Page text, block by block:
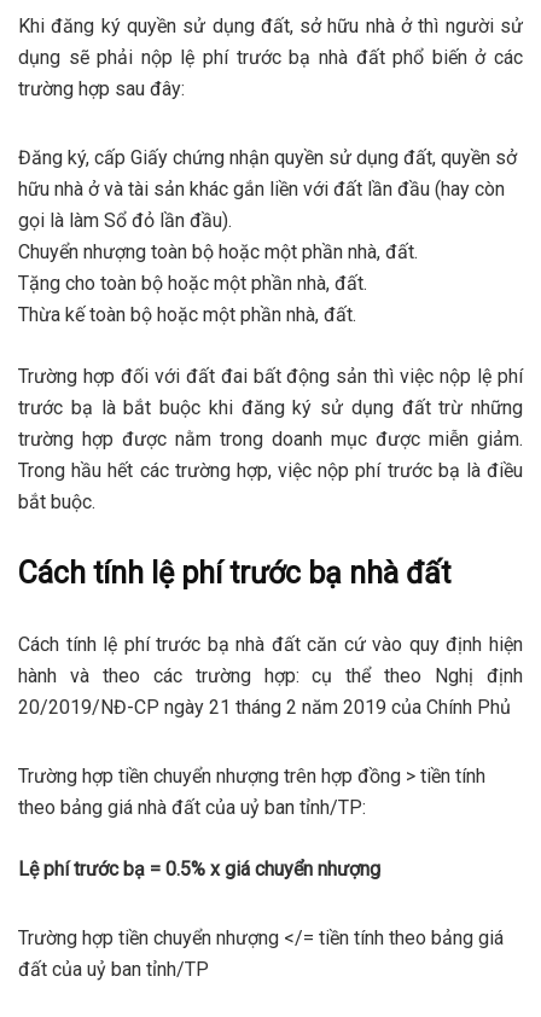
Khi đăng ký quyền sử dụng đất, sở hữu nhà ở thì người sử
dụng sẽ phải nộp lệ phí trước bạ nhà đất phổ biến ở các
trường hợp sau đây:
Đăng ký, cấp Giấy chứng nhận quyền sử dụng đất, quyền sở
hữu nhà ở và tài sản khác gắn liền với đất lần đầu (hay còn
gọi là làm Sổ đỏ lần đầu).
Chuyển nhượng toàn bộ hoặc một phần nhà, đất.
Tặng cho toàn bộ hoặc một phần nhà, đất.
Thừa kế toàn bộ hoặc một phần nhà, đất.
Trường hợp đối với đất đai bất động sản thì việc nộp lệ phí
trước bạ là bắt buộc khi đăng ký sử dụng đất trừ những
trường hợp được nằm trong doanh mục được miễn giảm.
Trong hầu hết các trường hợp, việc nộp phí trước bạ là điều
bắt buộc.
Cách tính lệ phí trước bạ nhà đất
Cách tính lệ phí trước bạ nhà đất căn cứ vào quy định hiện
hành và theo các trường hợp: cụ thể theo Nghị định
20/2019/NĐ-CP ngày 21 tháng 2 năm 2019 của Chính Phủ
Trường hợp tiền chuyển nhượng trên hợp đồng > tiền tính
theo bảng giá nhà đất của uỷ ban tỉnh/TP:
Lệ phí trước bạ = 0.5% x giá chuyển nhượng
Trường hợp tiền chuyển nhượng </= tiền tính theo bảng giá
đất của uỷ ban tỉnh/TP